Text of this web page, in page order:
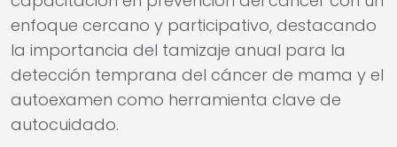
enfoque cercano y participativo, destacando
la importancia del tamizaje anual para la
detección temprana del cáncer de mama y el
autoexamen como herramienta clave de
autocuidado.